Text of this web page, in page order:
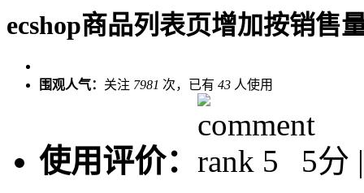
ecshop商品列表页增加按销售
围观人气： 关注 7981 次，已有 43 人使用
使用评价： 5分